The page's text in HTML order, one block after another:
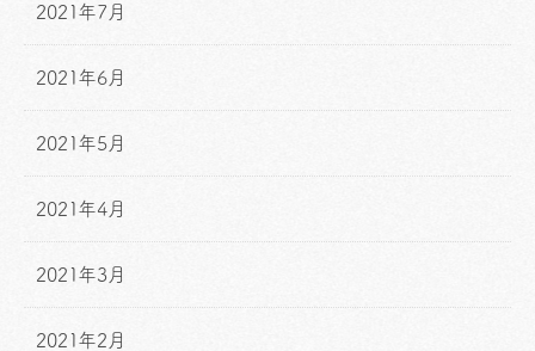
2021年7月
2021年6月
2021年5月
2021年4月
2021年3月
2021年2月